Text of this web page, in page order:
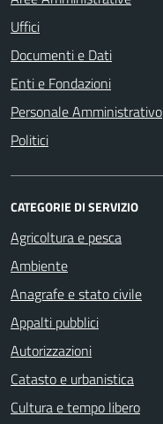
Uffici
Documenti e Dati
Enti e Fondazioni
Personale Amministrativo
Politici
CATEGORIE DI SERVIZIO
Agricoltura e pesca
Ambiente
Anagrafe e stato civile
Appalti pubblici
Autorizzazioni
Catasto e urbanistica
Cultura e tempo libero